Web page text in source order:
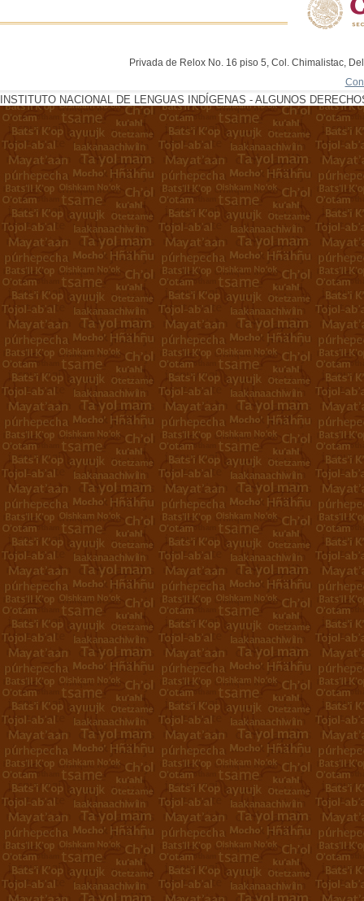
Privada de Relox No. 16 piso 5, Col. Chimalistac,
INSTITUTO NACIONAL DE LENGUAS INDÍGENAS - ALGUNOS